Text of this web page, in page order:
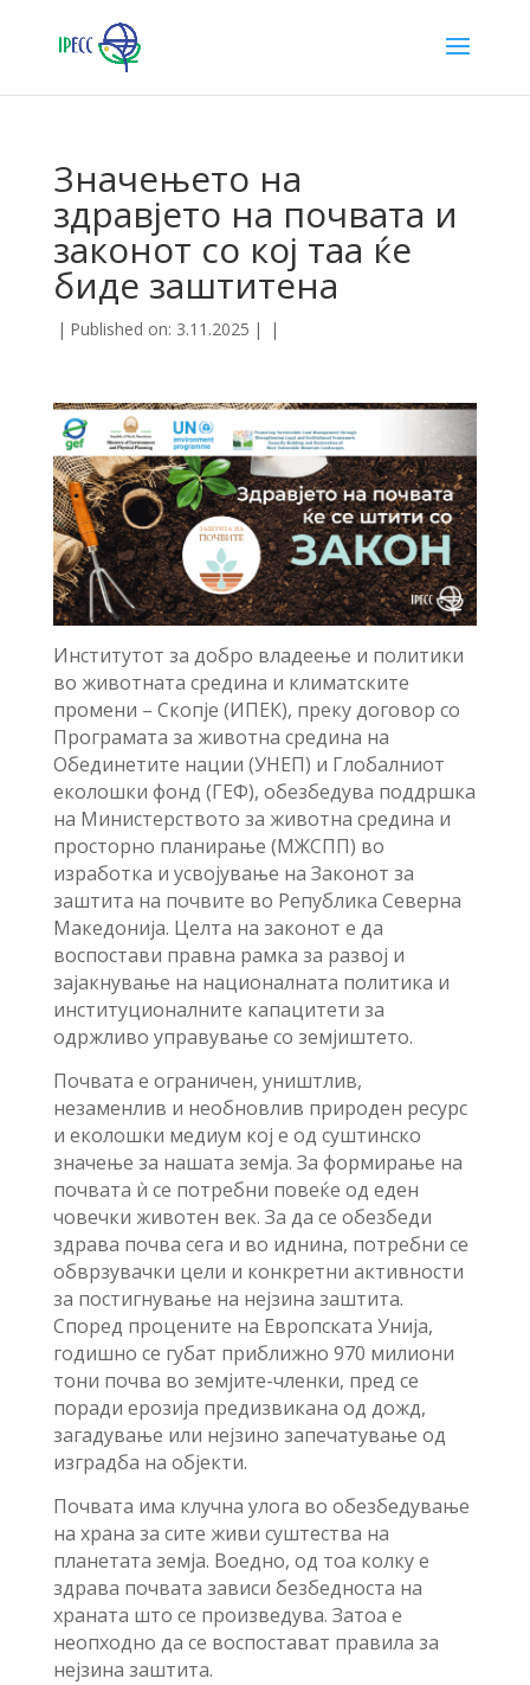
Значењето на
здравјето на почвата и
законот со кој таа ќе
биде заштитена
| Published on: 3.11.2025 | |
Институтот за добро владеење и политики
во животната средина и климатските
промени – Скопје (ИПЕК), преку договор со
Програмата за животна средина на
Обединетите нации (УНЕП) и Глобалниот
еколошки фонд (ГЕФ), обезбедува поддршка
на Министерството за животна средина и
просторно планирање (MЖСПП) во
изработка и усвојување на Законот за
заштита на почвите во Република Северна
Македонија. Целта на законот е да
воспостави правна рамка за развој и
зајакнување на националната политика и
институционалните капацитети за
одржливо управување со земјиштето.
Почвата е ограничен, уништлив,
незаменлив и необновлив природен ресурс
и еколошки медиум кој е од суштинско
значење за нашата земја. За формирање на
почвата ѝ се потребни повеќе од еден
човечки животен век. За да се обезбеди
здрава почва сега и во иднина, потребни се
обврзувачки цели и конкретни активности
за постигнување на нејзина заштита.
Според процените на Европската Унија,
годишно се губат приближно 970 милиони
тони почва во земјите-членки, пред се
поради ерозија предизвикана од дожд,
загадување или нејзино запечатување од
изградба на објекти.
Почвата има клучна улога во обезбедување
на храна за сите живи суштества на
планетата земја. Воедно, од тоа колку е
здрава почвата зависи безбедноста на
храната што се произведува. Затоа е
неопходно да се воспостават правила за
нејзина заштита.